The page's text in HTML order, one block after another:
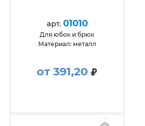
арт. 01010
для юбок и брюк
Материал: металл
от 391,20